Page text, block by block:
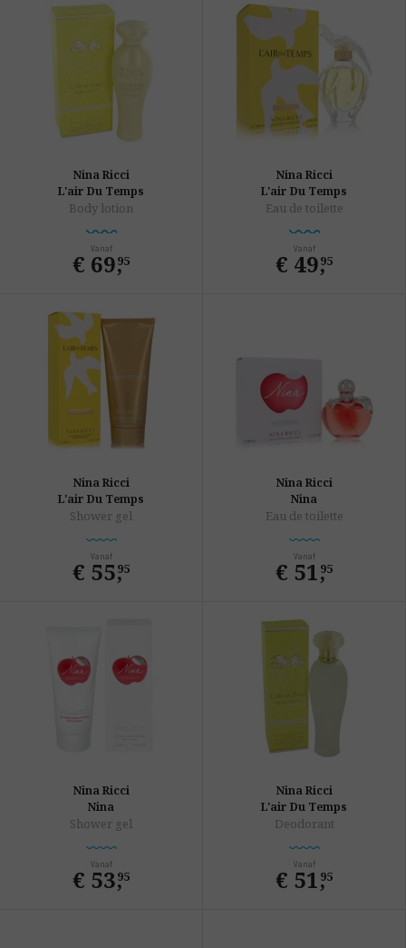
Nina Ricci
L'air Du Temps
Body lotion
Vanaf
€ 69,
95
Nina Ricci
L'air Du Temps
Eau de toilette
Vanaf
€ 49,
95
Nina Ricci
L'air Du Temps
Shower gel
Vanaf
€ 55,
95
Nina Ricci
Nina
Eau de toilette
Vanaf
€ 51,
95
Nina Ricci
Nina
Shower gel
Vanaf
€ 53,
95
Nina Ricci
L'air Du Temps
Deodorant
Vanaf
€ 51,
95